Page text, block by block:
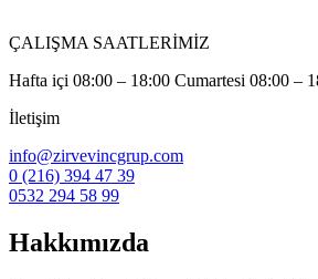
ÇALIŞMA SAATLERİMİZ
Hafta içi 08:00 – 18:00 Cumartesi 08:00 –
İletişim
info@zirvevincgrup.com
0 (216) 394 47 39
0532 294 58 99
Hakkımızda